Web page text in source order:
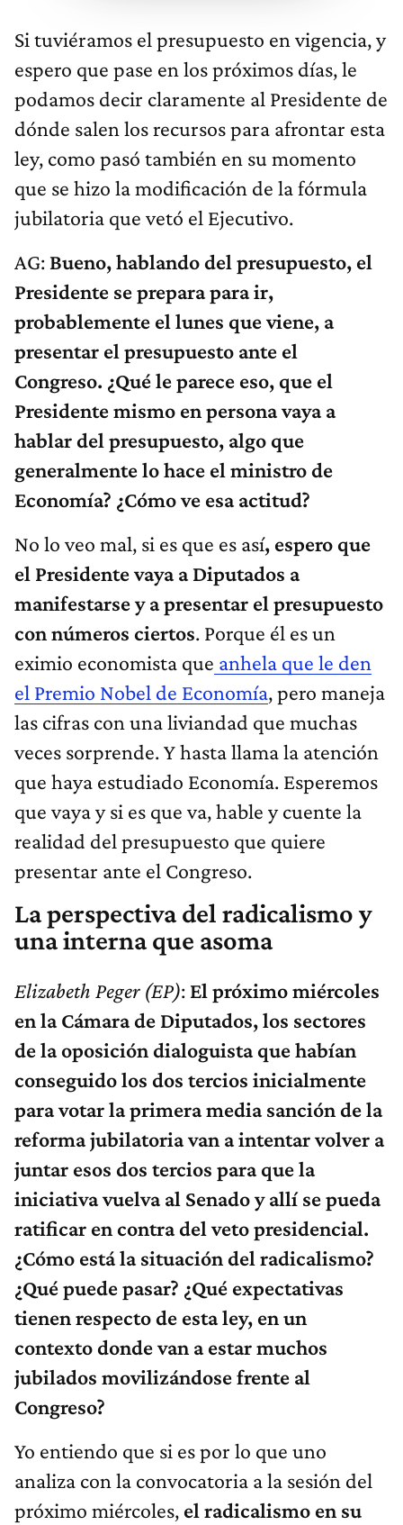
Si tuviéramos el presupuesto en vigencia, y
espero que pase en los próximos días, le
podamos decir claramente al Presidente de
dónde salen los recursos para afrontar esta
ley, como pasó también en su momento
que se hizo la modificación de la fórmula
jubilatoria que vetó el Ejecutivo.
AG: Bueno, hablando del presupuesto, el
Presidente se prepara para ir,
probablemente el lunes que viene, a
presentar el presupuesto ante el
Congreso. ¿Qué le parece eso, que el
Presidente mismo en persona vaya a
hablar del presupuesto, algo que
generalmente lo hace el ministro de
Economía? ¿Cómo ve esa actitud?
No lo veo mal, si es que es así, espero que
el Presidente vaya a Diputados a
manifestarse y a presentar el presupuesto
con números ciertos. Porque él es un
eximio economista que anhela que le den
el Premio Nobel de Economía, pero maneja
las cifras con una liviandad que muchas
veces sorprende. Y hasta llama la atención
que haya estudiado Economía. Esperemos
que vaya y si es que va, hable y cuente la
realidad del presupuesto que quiere
presentar ante el Congreso.
La perspectiva del radicalismo y
una interna que asoma
Elizabeth Peger (EP): El próximo miércoles
en la Cámara de Diputados, los sectores
de la oposición dialoguista que habían
conseguido los dos tercios inicialmente
para votar la primera media sanción de la
reforma jubilatoria van a intentar volver a
juntar esos dos tercios para que la
iniciativa vuelva al Senado y allí se pueda
ratificar en contra del veto presidencial.
¿Cómo está la situación del radicalismo?
¿Qué puede pasar? ¿Qué expectativas
tienen respecto de esta ley, en un
contexto donde van a estar muchos
jubilados movilizándose frente al
Congreso?
Yo entiendo que si es por lo que uno
analiza con la convocatoria a la sesión del
próximo miércoles, el radicalismo en su